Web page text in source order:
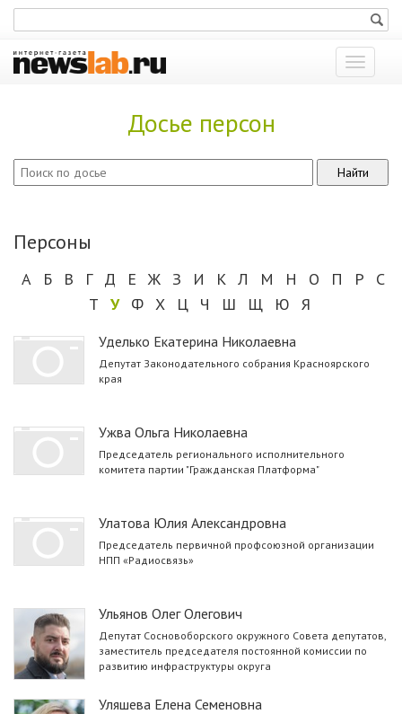
Показать
меню
Досье персон
Персоны
А Б В Г Д Е Ж З И К Л М Н О П Р
С
Т
У Ф Х Ц Ч Ш Щ Ю Я
Уделько Екатерина Николаевна
Депутат Законодательного собрания Красноярского
края
Ужва Ольга Николаевна
Председатель регионального исполнительного
комитета партии "Гражданская Платформа"
Улатова Юлия Александровна
Председатель первичной профсоюзной организации
НПП «Радиосвязь»
Ульянов Олег Олегович
Депутат Сосновоборского окружного Совета депутатов,
заместитель председателя постоянной комиссии по
развитию инфраструктуры округа
Уляшева Елена Семеновна